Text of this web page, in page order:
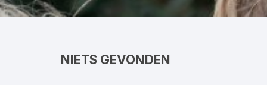
NIETS GEVONDEN